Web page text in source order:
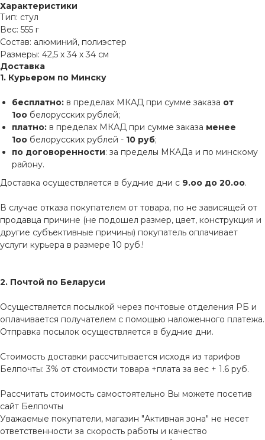
Характеристики
Тип: стул
Вес: 555 г
Состав: алюминий, полиэстер
Размеры: 42,5 х 34 х 34 см
Доставка
1. Курьером по Минску
бесплатно: в пределах МКАД при сумме заказа от
1оо белорусских рублей;
платно: в пределах МКАД при сумме заказа менее
1оо белорусских рублей - 10 руб;
по договоренности: за пределы МКАДа и по минскому
району.
Доставка осуществляется в будние дни с 9.оо до 20.оо.
В случае отказа покупателем от товара, по не зависящей от
продавца причине (не подошел размер, цвет, конструкция и
другие субъективные причины) покупатель оплачивает
услуги курьера в размере 10 руб.!
2. Почтой по Беларуси
Осуществляется посылкой через почтовые отделения РБ и
оплачивается получателем с помощью наложенного платежа.
Отправка посылок осуществляется в будние дни.
Стоимость доставки рассчитывается исходя из тарифов
Белпочты: 3% от стоимости товара +плата за вес + 1.6 руб.
Рассчитать стоимость самостоятельно Вы можете посетив
сайт Белпочты
Уважаемые покупатели, магазин "Активная зона" не несет
ответственности за скорость работы и качество